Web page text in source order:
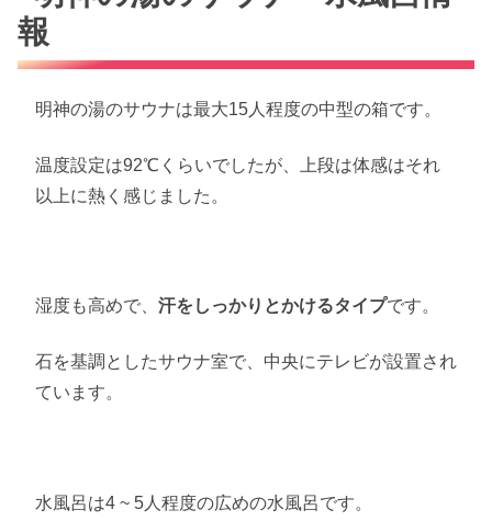
報
明神の湯のサウナは最大15人程度の中型の箱です。
温度設定は92℃くらいでしたが、上段は体感はそれ
以上に熱く感じました。
湿度も高めで、 汗をしっかりとかけるタイプです。
石を基調としたサウナ室で、中央にテレビが設置され
ています。
水風呂は4 ~ 5人程度の広めの水風呂です。